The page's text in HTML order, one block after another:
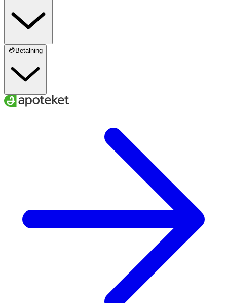
💳Betalning